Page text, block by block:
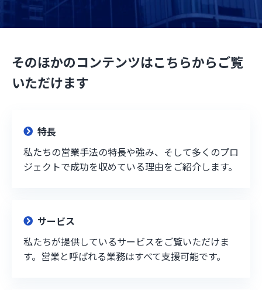
そのほかのコンテンツはこちらからご覧
いただけます
特長
私たちの営業手法の特長や強み、そして多くのプロ
ジェクトで成功を収めている理由をご紹介します。
サービス
私たちが提供しているサービスをご覧いただけま
す。営業と呼ばれる業務はすべて支援可能です。